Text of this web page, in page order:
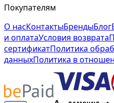
Покупателям
О насКонтактыБрендыБлог
и оплатаУсловия возврата
сертификатПолитика
данныхПолитика в